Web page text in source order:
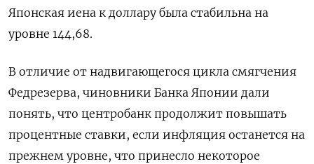
Японская иена к доллару была стабильна на
уровне 144,68.
В отличие от надвигающегося цикла смягчения
Федрезерва, чиновники Банка Японии дали
понять, что центробанк продолжит повышать
процентные ставки, если инфляция останется на
прежнем уровне, что принесло некоторое